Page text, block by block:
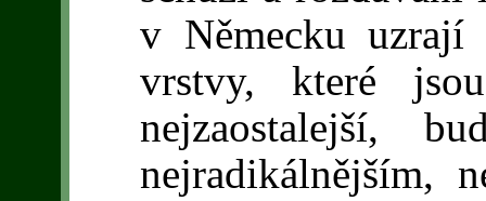
v Německu
vrstvy, které
nejzaostalejší,
nejradikálnějším,